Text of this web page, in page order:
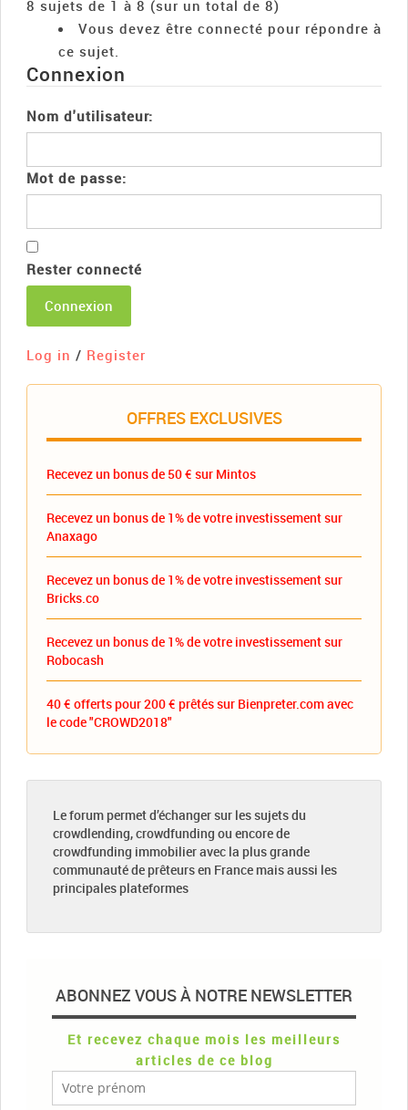
8 sujets de 1 à 8 (sur un total de 8)
Vous devez être connecté pour répondre à
ce sujet.
Connexion
Nom d'utilisateur:
Mot de passe:
Rester connecté
Connexion
Log in / Register
OFFRES EXCLUSIVES
Recevez un bonus de 50 € sur Mintos
Recevez un bonus de 1% de votre investissement sur
Anaxago
Recevez un bonus de 1% de votre investissement sur
Bricks.co
Recevez un bonus de 1% de votre investissement sur
Robocash
40 € offerts pour 200 € prêtés sur Bienpreter.com avec
le code "CROWD2018"
Le forum permet d’échanger sur les sujets du
crowdlending, crowdfunding ou encore de
crowdfunding immobilier avec la plus grande
communauté de prêteurs en France mais aussi les
principales plateformes
ABONNEZ VOUS À NOTRE NEWSLETTER
Et recevez chaque mois les meilleurs
articles de ce blog